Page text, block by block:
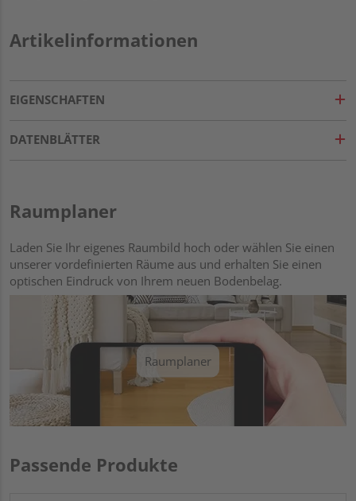
Artikelinformationen
EIGENSCHAFTEN
DATENBLÄTTER
Raumplaner
Laden Sie Ihr eigenes Raumbild hoch oder wählen Sie einen
unserer vordefinierten Räume aus und erhalten Sie einen
optischen Eindruck von Ihrem neuen Bodenbelag.
Raumplaner
Passende Produkte